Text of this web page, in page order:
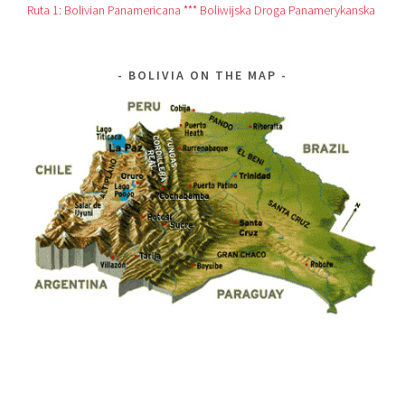
Ruta 1: Bolivian Panamericana *** Boliwijska Droga Panamerykanska
BOLIVIA ON THE MAP